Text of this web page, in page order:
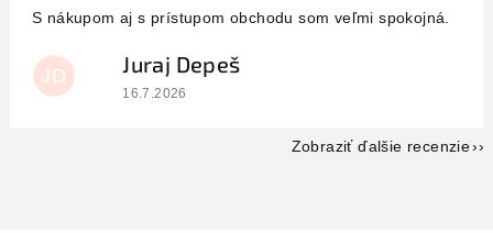
S nákupom aj s prístupom obchodu som veľmi spokojná.
JD Juraj Depeš
Hodnotenie obchodu je 5 z 5 hviezdičiek.
16.7.2026
Zobraziť ďalšie recenzie